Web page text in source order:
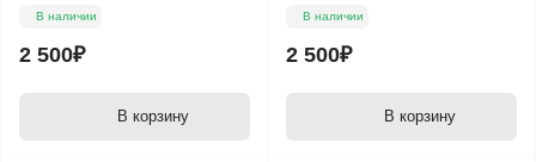
В наличии
2 500₽
В корзину
В наличии
2 500₽
В корзину